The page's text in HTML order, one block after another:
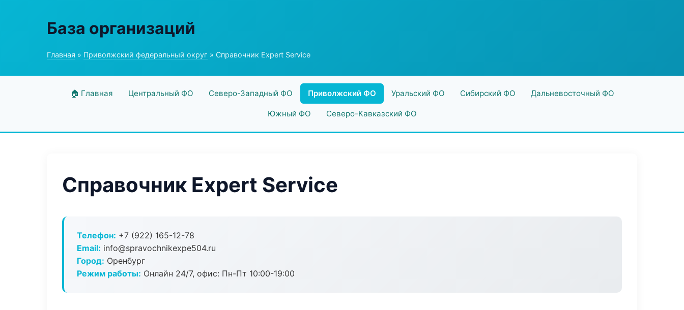
База организаций
Главная » Приволжский федеральный округ » Справочник Expert Service
🏠 Главная Центральный ФО Северо-Западный ФО Приволжский ФО Уральский ФО Сибирский ФО Дальневосточный ФО
Южный ФО Северо-Кавказский ФО
Справочник Expert Service
Телефон: +7 (922) 165-12-78
Email: info@spravochnikexpe504.ru
Город: Оренбург
Режим работы: Онлайн 24/7, офис: Пн-Пт 10:00-19:00